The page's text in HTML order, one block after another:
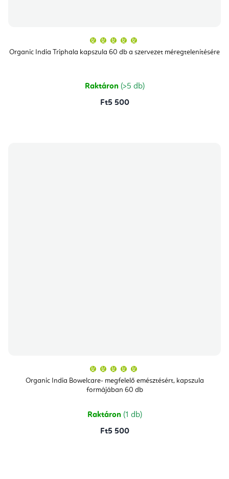
Organic India Triphala kapszula 60 db a szervezet méregtelenítésére
átlagos
értékelése
csillag.
Raktáron (>5 db)
Ft5 500
Organic India Bowelcare- megfelelő emésztésért, kapszula
formájában 60 db
átlagos
értékelése
5-
csillag.
Raktáron (1 db)
Ft5 500